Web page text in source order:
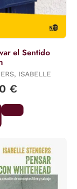
el Sentido
ISABELLE
€